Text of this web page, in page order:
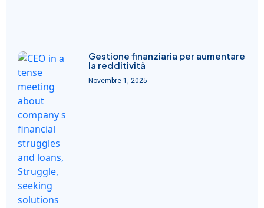
Gestione finanziaria per aumentare
la redditività
Novembre 1, 2025